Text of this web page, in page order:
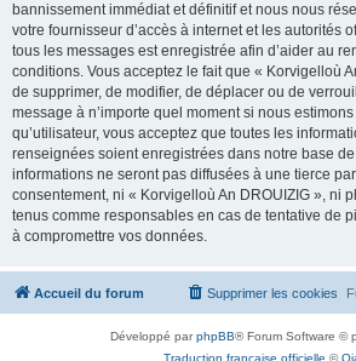
bannissement immédiat et définitif et nous nous
votre fournisseur d’accès à internet et les autorités
tous les messages est enregistrée afin d’aider au
conditions. Vous acceptez le fait que « Korvigelloù
de supprimer, de modifier, de déplacer ou de
message à n’importe quel moment si nous
qu’utilisateur, vous acceptez que toutes les
renseignées soient enregistrées dans notre base
informations ne seront pas diffusées à une tierce
consentement, ni « Korvigelloù An DROUIZIG », ni
tenus comme responsables en cas de tentative de
à compromettre vos données.
Accueil du forum Supprimer les cookies
Développé parphpBB® Forum Software ©
Traduction française officielle ©